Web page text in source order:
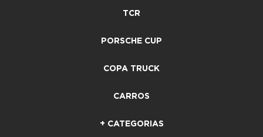
TCR
PORSCHE CUP
COPA TRUCK
CARROS
+ CATEGORIAS